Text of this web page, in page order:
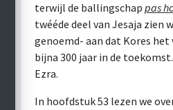
terwijl de ballingschap pas
twééde deel van Jesaja
genoemd- aan dat Kores
bijna 300 jaar in de
Ezra.
In hoofdstuk 53 lezen we